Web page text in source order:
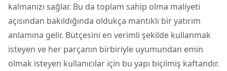
kalmanızı sağlar. Bu da toplam sahip olma maliyeti
açısından bakıldığında oldukça mantıklı bir yatırım
anlamına gelir. Bütçesini en verimli şekilde kullanmak
isteyen ve her parçanın birbiriyle uyumundan emin
olmak isteyen kullanıcılar için bu yapı biçilmiş kaftandır.